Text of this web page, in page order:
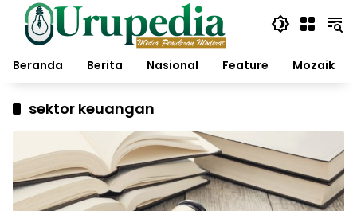
Langsung
konten
Beranda
Berita Nasional Feature Mozaik
sektor keuangan